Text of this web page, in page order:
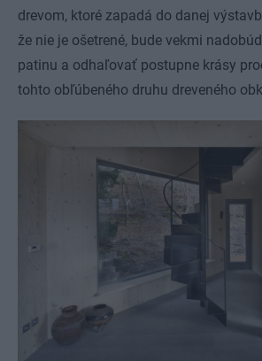
drevom, ktoré zapadá do danej
že nie je ošetrené, bude vekmi
patinu a odhaľovať postupne krásy
tohto obľúbeného druhu dreveného